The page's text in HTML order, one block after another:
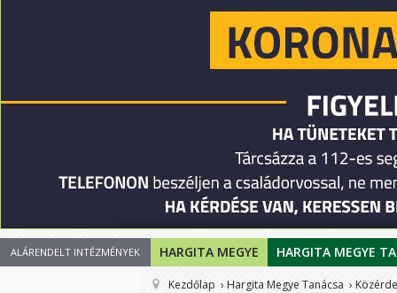
12
ALÁRENDELT INTÉZMÉNYEK HARGITA MEGYE HARGITA MEGYE
Kezdőlap Hargita Megye Tanácsa